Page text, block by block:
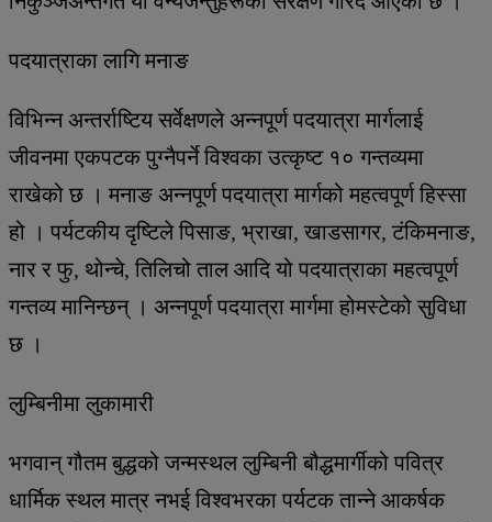
पदयात्राका लागि मनाङ
विभिन्न अन्तर्राष्टिय सर्वेक्षणले अन्नपूर्ण पदयात्रा मार्गलाई
जीवनमा एकपटक पुग्नैपर्ने विश्वका उत्कृष्ट १० गन्तव्यमा
राखेको छ । मनाङ अन्नपूर्ण पदयात्रा मार्गको महत्वपूर्ण हिस्सा
हो । पर्यटकीय दृष्टिले पिसाङ, भ्राखा, खाडसागर, टंकिमनाङ,
नार र फु, थोन्चे, तिलिचो ताल आदि यो पदयात्राका महत्वपूर्ण
गन्तव्य मानिन्छन् । अन्नपूर्ण पदयात्रा मार्गमा होमस्टेको सुविधा
छ ।
लुम्बिनीमा लुकामारी
भगवान् गौतम बुद्धको जन्मस्थल लुम्बिनी बौद्धमार्गीको पवित्र
धार्मिक स्थल मात्र नभई विश्वभरका पर्यटक तान्ने आकर्षक